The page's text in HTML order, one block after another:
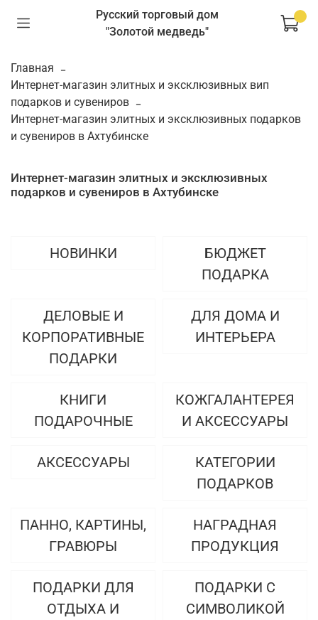
Русский торговый дом
"Золотой медведь"
Главная
Интернет-магазин элитных и эксклюзивных вип
подарков и сувениров
Интернет-магазин элитных и эксклюзивных подарков
и сувениров в Ахтубинске
Интернет-магазин элитных и эксклюзивных
подарков и сувениров в Ахтубинске
НОВИНКИ
БЮДЖЕТ
ПОДАРКА
ДЕЛОВЫЕ И
КОРПОРАТИВНЫЕ
ПОДАРКИ
ДЛЯ ДОМА И
ИНТЕРЬЕРА
КНИГИ
ПОДАРОЧНЫЕ
КОЖГАЛАНТЕРЕЯ
И АКСЕССУАРЫ
АКСЕССУАРЫ
КАТЕГОРИИ
ПОДАРКОВ
ПАННО, КАРТИНЫ,
ГРАВЮРЫ
НАГРАДНАЯ
ПРОДУКЦИЯ
ПОДАРКИ ДЛЯ
ОТДЫХА И
ПОДАРКИ С
СИМВОЛИКОЙ